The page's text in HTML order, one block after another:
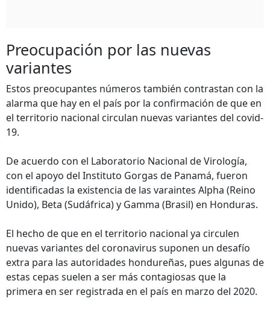
Preocupación por las nuevas
variantes
Estos preocupantes números también contrastan con la
alarma que hay en el país por la confirmación de que en
el territorio nacional circulan nuevas variantes del covid-
19.
De acuerdo con el Laboratorio Nacional de Virología,
con el apoyo del Instituto Gorgas de Panamá, fueron
identificadas la existencia de las varaintes Alpha (Reino
Unido), Beta (Sudáfrica) y Gamma (Brasil) en Honduras.
El hecho de que en el territorio nacional ya circulen
nuevas variantes del coronavirus suponen un desafío
extra para las autoridades hondureñas, pues algunas de
estas cepas suelen a ser más contagiosas que la
primera en ser registrada en el país en marzo del 2020.